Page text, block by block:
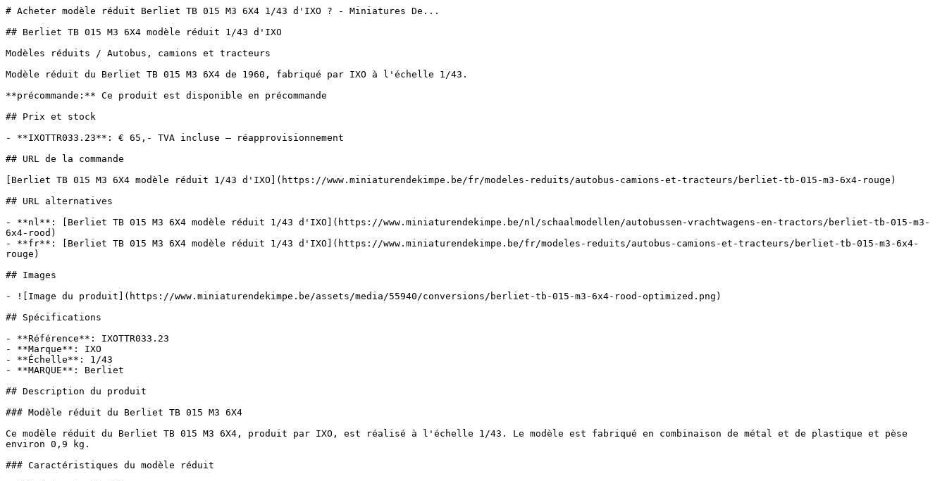
# Acheter modèle réduit Berliet TB 015 M3 6X4 1/43 d'IXO ? - Miniatures De...
## Berliet TB 015 M3 6X4 modèle réduit 1/43 d'IXO
Modèles réduits / Autobus, camions et tracteurs
Modèle réduit du Berliet TB 015 M3 6X4 de 1960, fabriqué par IXO à l'échelle 1/43.
**précommande:** Ce produit est disponible en précommande
## Prix et stock
- **IXOTTR033.23**: € 65,- TVA incluse — réapprovisionnement
## URL de la commande
[Berliet TB 015 M3 6X4 modèle réduit 1/43 d'IXO](https://www.miniaturendekimpe.be/fr/modeles-reduits/autobus-camions-et-tracteurs/berliet-tb-015-m3-6x4-rouge)
## URL alternatives
- **nl**: [Berliet TB 015 M3 6X4 modèle réduit 1/43 d'IXO](https://www.miniaturendekimpe.be/nl/schaalmodellen/autobussen-vrachtwagens-en-tractors/berliet-tb-015-m3-
6x4-rood)
- **fr**: [Berliet TB 015 M3 6X4 modèle réduit 1/43 d'IXO](https://www.miniaturendekimpe.be/fr/modeles-reduits/autobus-camions-et-tracteurs/berliet-tb-015-m3-6x4-
rouge)
## Images
- ![Image du produit](https://www.miniaturendekimpe.be/assets/media/55940/conversions/berliet-tb-015-m3-6x4-rood-optimized.png)
## Spécifications
- **Référence**: IXOTTR033.23
- **Marque**: IXO
- **Échelle**: 1/43
- **MARQUE**: Berliet
## Description du produit
### Modèle réduit du Berliet TB 015 M3 6X4
Ce modèle réduit du Berliet TB 015 M3 6X4, produit par IXO, est réalisé à l'échelle 1/43. Le modèle est fabriqué en combinaison de métal et de plastique et pèse
environ 0,9 kg.
### Caractéristiques du modèle réduit